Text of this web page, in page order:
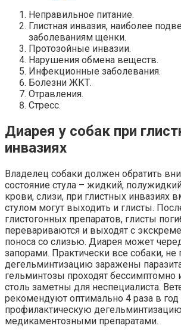
Неправильное питание.
Глистная инвазия, наиболее
заболеваниям щенки.
Протозойные инвазии.
Нарушения обмена веществ.
Инфекционные заболевания.
Болезни ЖКТ.
Отравления.
Стресс.
Диарея у собак при
инвазиях
Владелец собаки должен обратить
состояние стула – жидкий,
крови, слизи, при глистных инвазиях
стулом могут выходить и глисты.
глистогонных препаратов, глисты
перевариваются и выходят с
поноса со слизью. Диарея может
запорами. Практически все собаки,
дегельминтизацию заражены
гельминтозы проходят бессимптомно
столь заметны для неспециалиста.
рекомендуют оптимально 4 раза в год
профилактическую дегельминтизацию
медикаментозными препаратами.